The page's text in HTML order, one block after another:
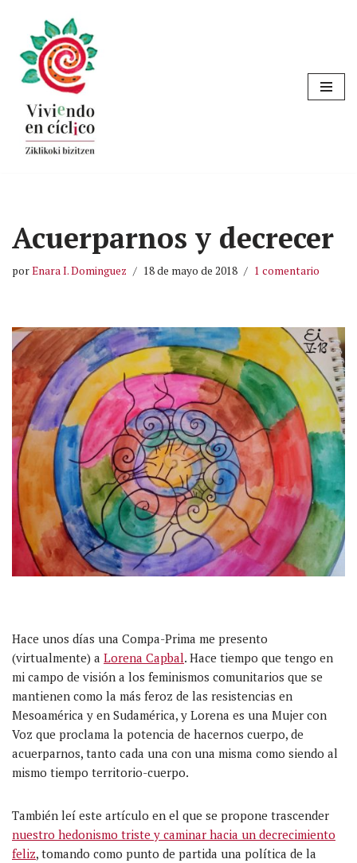
Saltar
al
contenido
Acuerparnos y decrecer
porEnara I. Dominguez 18 de mayo de 2018 1 comentario
Hace unos días una Compa-Prima me presento
(virtualmente) a Lorena Capbal. Hace tiempo que tengo en
mi campo de visión a los feminismos comunitarios que se
mantienen como la más feroz de las resistencias en
Mesoamérica y en Sudamérica, y Lorena es una Mujer con
Voz que proclama la potencia de hacernos cuerpo, de
acuerparnos, tanto cada una con una misma como siendo al
mismo tiempo territorio-cuerpo.
También leí este artículo en el que se propone trascender
nuestro hedonismo triste y caminar hacia un decrecimiento
feliz, tomando como punto de partida una política de la